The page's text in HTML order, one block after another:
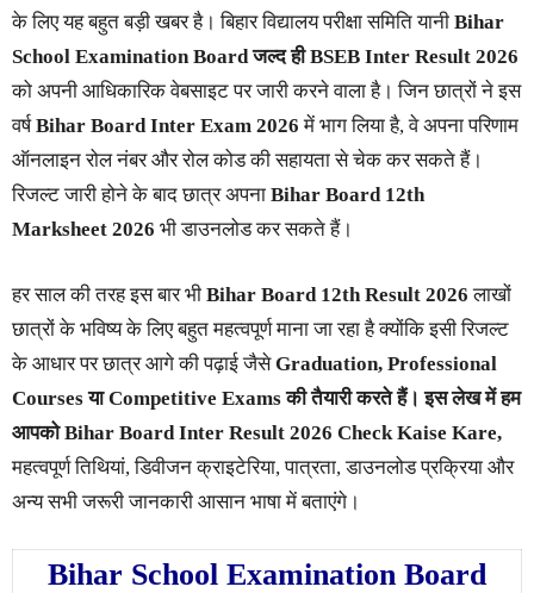
के लिए यह बहुत बड़ी खबर है। बिहार विद्यालय परीक्षा समिति यानी Bihar
School Examination Board जल्द ही BSEB Inter Result 2026
को अपनी आधिकारिक वेबसाइट पर जारी करने वाला है। जिन छात्रों ने इस
वर्षBihar Board Inter Exam 2026 में भाग लिया है, वे अपना परिणाम
ऑनलाइन रोल नंबर और रोल कोड की सहायता से चेक कर सकते हैं।
रिजल्ट जारी होने के बाद छात्र अपना Bihar Board 12th
Marksheet 2026 भी डाउनलोड कर सकते हैं।
हर साल की तरह इस बार भी Bihar Board 12th Result 2026 लाखों
छात्रों के भविष्य के लिए बहुत महत्वपूर्ण माना जा रहा है क्योंकि इसी रिजल्ट
के आधार पर छात्र आगे की पढ़ाई जैसेGraduation, Professional
Courses या Competitive Exams की तैयारी करते हैं। इस लेख में हम
आपको Bihar Board Inter Result 2026 Check Kaise Kare,
महत्वपूर्ण तिथियां, डिवीजन क्राइटेरिया, पात्रता, डाउनलोड प्रक्रिया और
अन्य सभी जरूरी जानकारी आसान भाषा में बताएंगे।
Bihar School Examination Board